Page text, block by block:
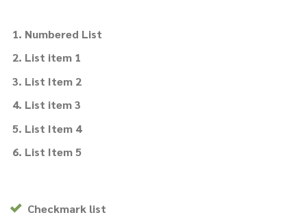
Numbered List
List item 1
List Item 2
List item 3
List Item 4
List Item 5
Checkmark list